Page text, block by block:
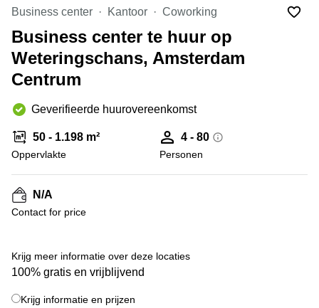
Hengelo
Hilversum
Hoofddorp
Deventer
Rotterdam
Tiel
Tilburg
Amsterdam
Westpoort
Bodegraven-
Reeuwijk
Business
center
Arnhem
center
Amsterdam
Westpoort
Business
Business
center
Coworking
space
Business center Kantoor Coworking
Business center te huur op
Weteringschans, Amsterdam
Centrum
Geverifieerde huurovereenkomst
50 - 1.198 m²
Oppervlakte
4 - 80
Personen
N/A
Contact for price
Krijg meer informatie over deze locaties
100% gratis en vrijblijvend
Krijg informatie en prijzen